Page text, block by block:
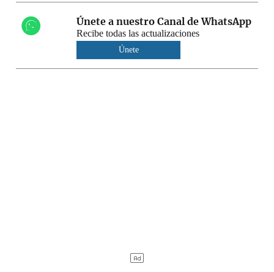
Únete a nuestro Canal de WhatsApp
Recibe todas las actualizaciones
Únete